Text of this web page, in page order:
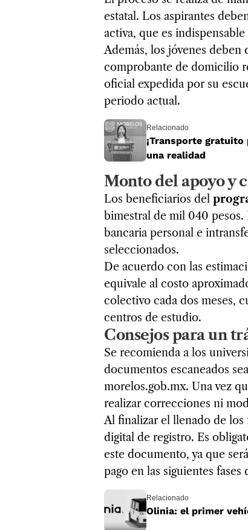
estatal. Los aspirantes
activa, que es
Además, los jóvenes
comprobante de domicilio
oficial expedida por su
periodo actual.
Relacionado
¡Transporte
una realidad
Monto del apoyo y
Los beneficiarios del
bimestral de mil 040 pesos.
bancaria personal e
seleccionados.
De acuerdo con las
equivale al costo
colectivo cada dos meses,
centros de estudio.
Consejos para un
Se recomienda a los
documentos escaneados
morelos.gob.mx. Una vez
realizar correcciones ni
Al finalizar el llenado de
digital de registro. Es
este documento, ya que
pago en las siguientes fases
Relacionado
Olinia: el primer